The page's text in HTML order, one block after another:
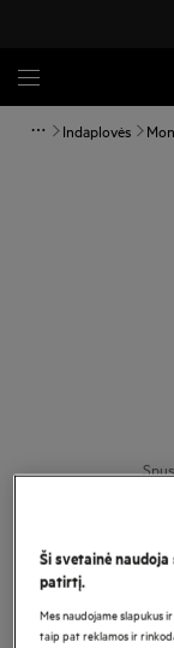
Indaplovės
FEE73517PM
serija
Ši svetainė
patirtį.
Mes naudojame slapukus
taip pat reklamos ir